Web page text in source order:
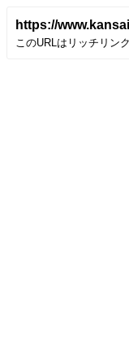
https://
このURLはリッチリン